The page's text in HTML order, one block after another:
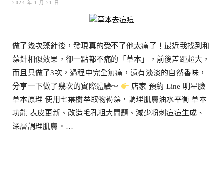
2024 年 1 月 21 日
做了幾次藻針後，發現真的受不了他太痛了！最近我找到和
藻針相似效果，卻一點都不痛的「草本」，前後差距超大，
而且只做了3次，過程中完全無痛，還有淡淡的自然香味，
分享一下做了幾次的實際體驗～
店家 預約 Line 明星臉
草本原理 使用七葉樹萃取物褐藻，調理肌膚油水平衡 草本
功能 表皮更新、改造毛孔粗大問題、減少粉刺痘痘生成、
深層調理肌膚。…